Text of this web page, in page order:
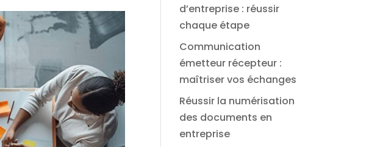
d’entreprise : réussir
chaque étape
Communication
émetteur récepteur :
maîtriser vos échanges
Réussir la numérisation
des documents en
entreprise